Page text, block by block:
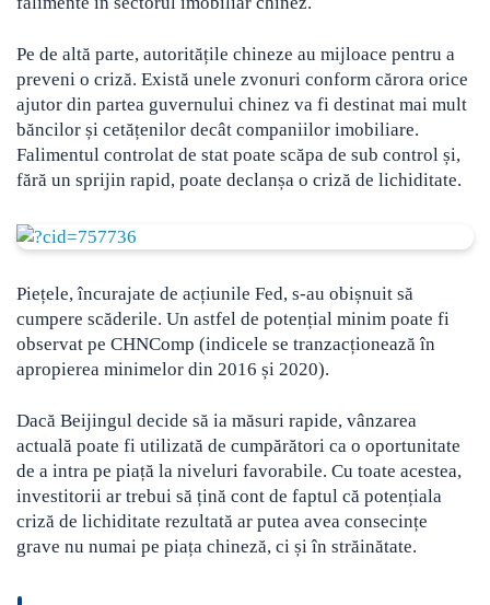
Pe de altă parte, autoritățile chineze au mijloace pentru a
preveni o criză. Există unele zvonuri conform cărora orice
ajutor din partea guvernului chinez va fi destinat mai mult
băncilor și cetățenilor decât companiilor imobiliare.
Falimentul controlat de stat poate scăpa de sub control și,
fără un sprijin rapid, poate declanșa o criză de lichiditate.
Piețele, încurajate de acțiunile Fed, s-au obișnuit să
cumpere scăderile. Un astfel de potențial minim poate fi
observat pe CHNComp (indicele se tranzacționează în
apropierea minimelor din 2016 și 2020).
Dacă Beijingul decide să ia măsuri rapide, vânzarea
actuală poate fi utilizată de cumpărători ca o oportunitate
de a intra pe piață la niveluri favorabile. Cu toate acestea,
investitorii ar trebui să țină cont de faptul că potențiala
criză de lichiditate rezultată ar putea avea consecințe
grave nu numai pe piața chineză, ci și în străinătate.